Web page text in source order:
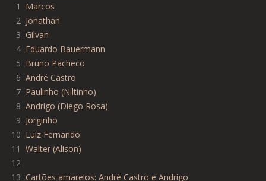
1
Marcos
2 Jonathan
3 Gilvan
4 Eduardo Bauermann
5 Bruno Pacheco
6 André Castro
7 Paulinho (Niltinho)
8 Andrigo (Diego Rosa)
9 Jorginho
10 Luiz Fernando
11 Walter (Alison)
12
13 Cartões amarelos: André Castro e Andrigo